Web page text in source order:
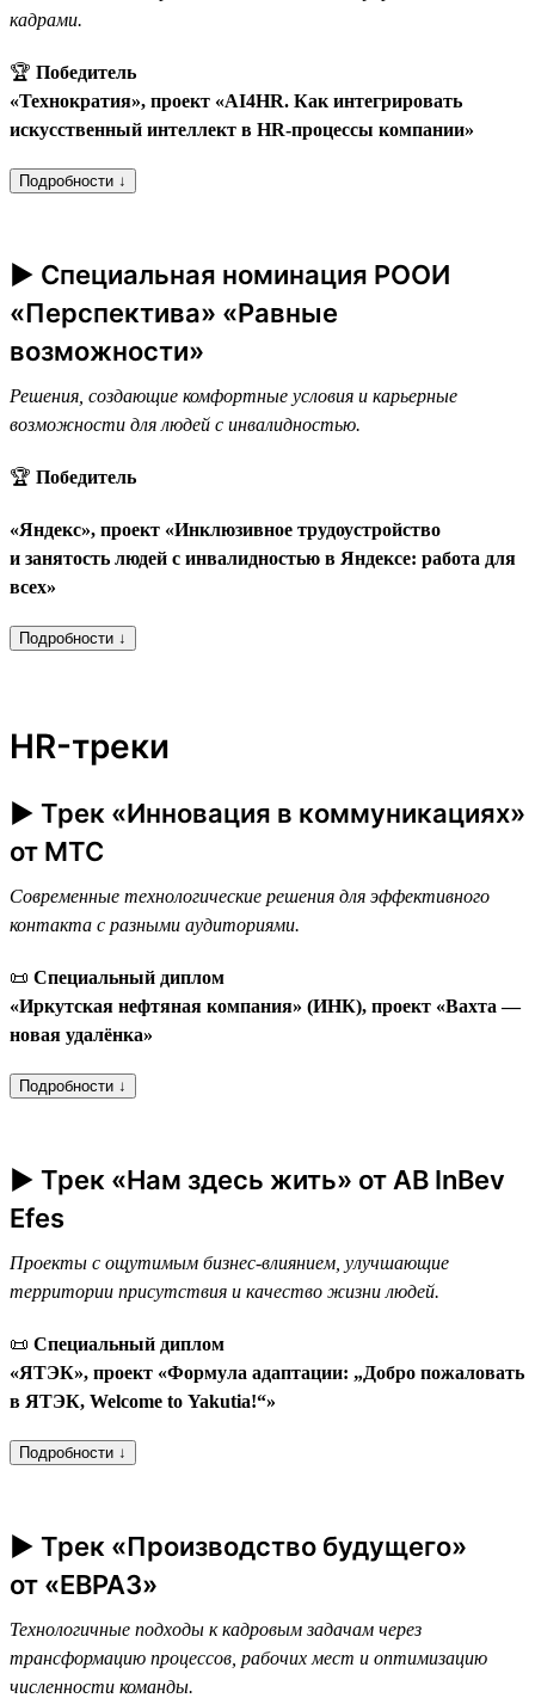
кадрами.
🏆 Победитель
«Технократия», проект «AI4HR. Как интегрировать
искусственный интеллект в HR-процессы компании»
Подробности ↓
► Специальная номинация РООИ
«Перспектива» «Равные
возможности»
Решения, создающие комфортные условия и карьерные
возможности для людей с инвалидностью.
🏆 Победитель
«Яндекс», проект «Инклюзивное трудоустройство
и занятость людей с инвалидностью в Яндексе: работа для
всех»
Подробности ↓
HR-треки
► Трек «Инновация в коммуникациях»
от МТС
Современные технологические решения для эффективного
контакта с разными аудиториями.
📜 Специальный диплом
«Иркутская нефтяная компания» (ИНК), проект «Вахта —
новая удалёнка»
Подробности ↓
► Трек «Нам здесь жить» от AB InBev
Efes
Проекты с ощутимым бизнес-влиянием, улучшающие
территории присутствия и качество жизни людей.
📜 Специальный диплом
«ЯТЭК», проект «Формула адаптации: „Добро пожаловать
в ЯТЭК, Welcome to Yakutia!“»
Подробности ↓
► Трек «Производство будущего»
от «ЕВРАЗ»
Технологичные подходы к кадровым задачам через
трансформацию процессов, рабочих мест и оптимизацию
численности команды.